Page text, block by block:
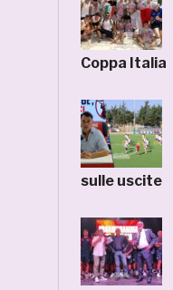
Coppa Italia
sulle uscite